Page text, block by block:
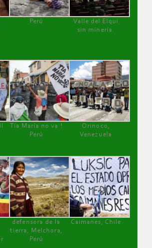
Perú
Valle del Elqui
sin minería.
Tía María no va !
Perú
Orinoco,
Venezuela
defensora de la
tierra, Melchora,
Perú
Caimanes, Chile